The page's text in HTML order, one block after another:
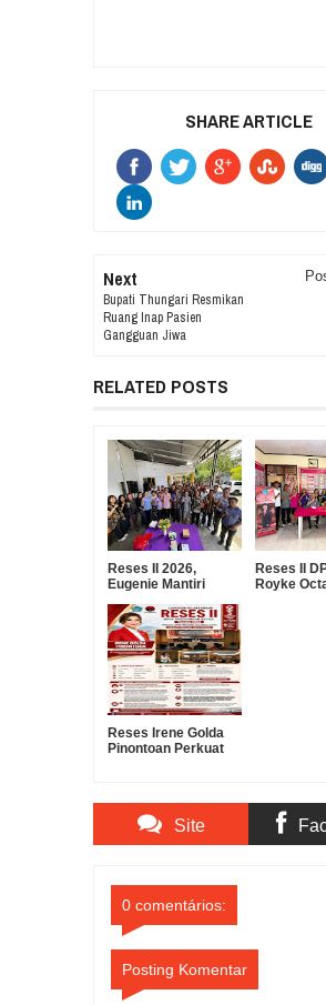
SHARE ARTICLE
Next
Bupati Thungari Resmikan
Ruang Inap Pasien
Gangguan Jiwa
RELATED POSTS
Reses II 2026,
Eugenie Mantiri
Warga Manembo-
Nembo
Reses II
Royke
Reses Irene Golda
Pinontoan Perkuat
Pembangunan Kota
Manado
Site
0 comentários:
Posting Komentar